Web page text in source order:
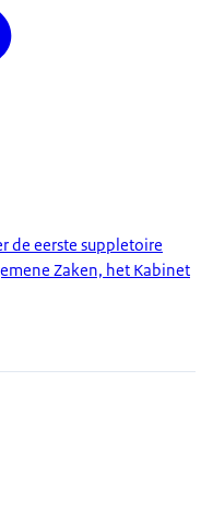
de eerste suppletoire
Zaken, het Kabinet